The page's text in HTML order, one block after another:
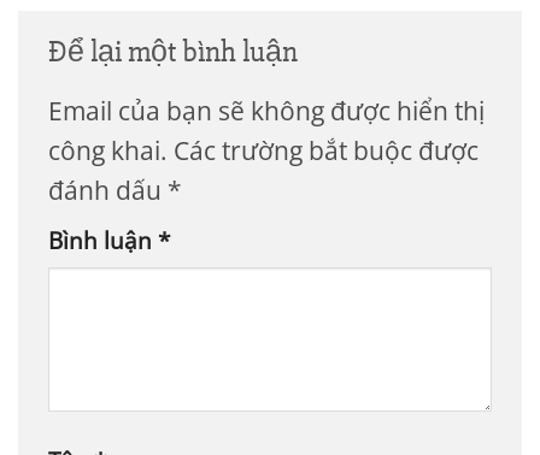
Để lại một bình luận
Email của bạn sẽ không được hiển thị
công khai. Các trường bắt buộc được
đánh dấu *
Bình luận *